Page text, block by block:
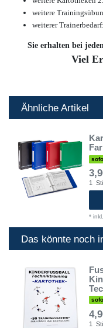
weitere
weiterer Trainerbedarf:
Sie erhalten bei
Viel
Ähnliche Artikel
1
*
Das könnte noch
1